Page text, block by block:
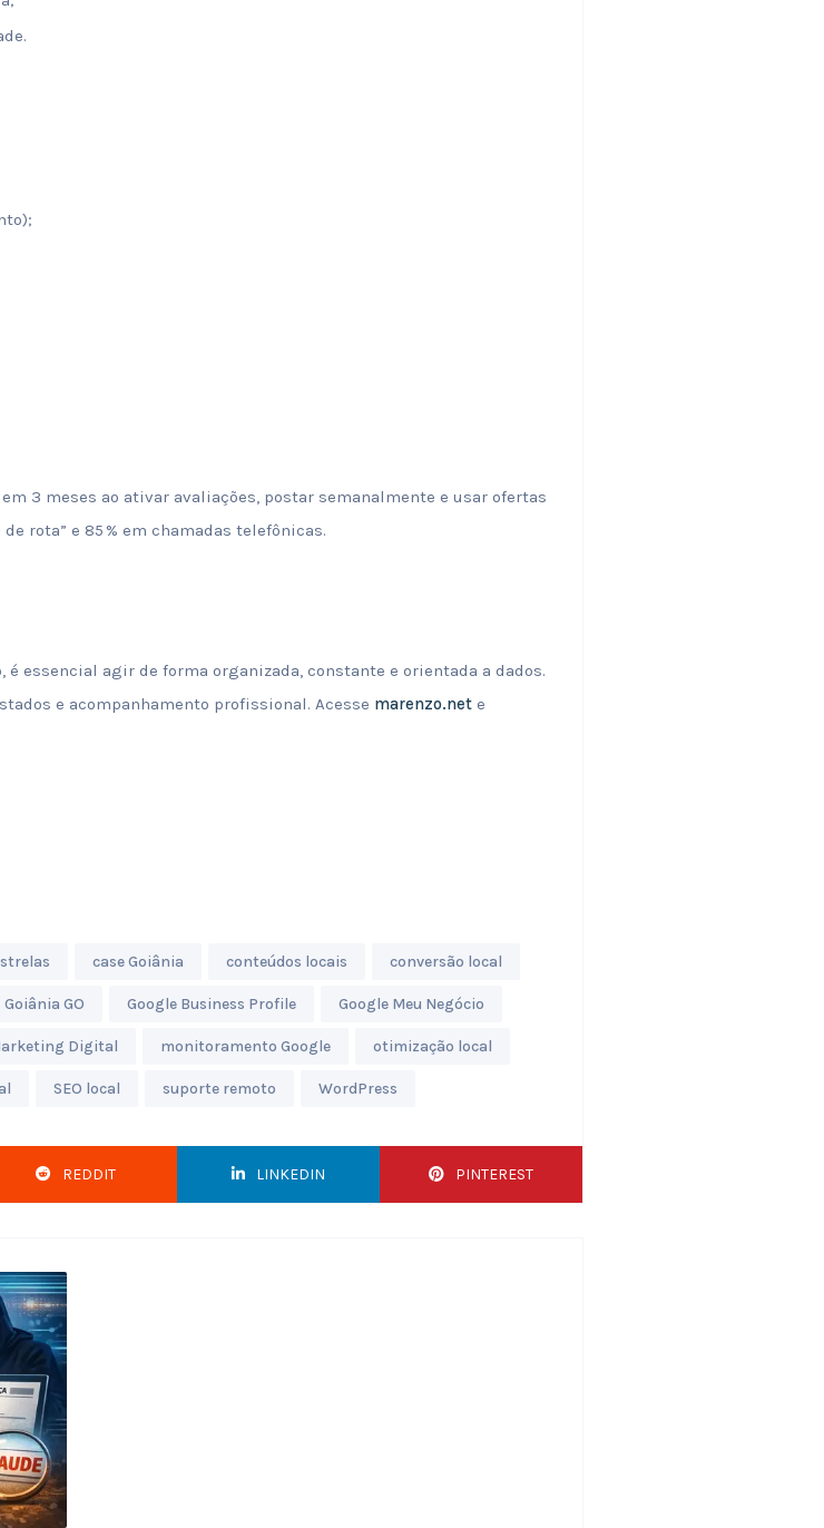
3 meses ao ativar avaliações, postar semanalmente e usar ofertas
rota” e 85 % em chamadas telefônicas.
essencial agir de forma organizada, constante e orientada a dados.
e acompanhamento profissional. Acesse marenzo.net e
case Goiânia conteúdos locais conversão local
Goiânia GO Google Business Profile Google Meu Negócio
Digital monitoramento Google otimização local
SEO local suporte remoto WordPress
REDDIT LINKEDIN PINTEREST